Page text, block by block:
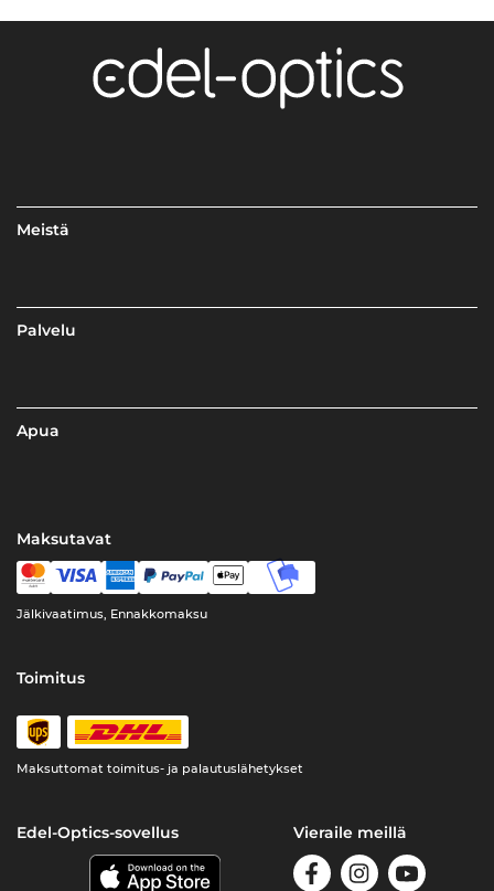
Meistä
Palvelu
Apua
Maksutavat
Jälkivaatimus, Ennakkomaksu
Toimitus
Maksuttomat toimitus- ja palautuslähetykset
Edel-Optics-sovellus Vieraile meillä